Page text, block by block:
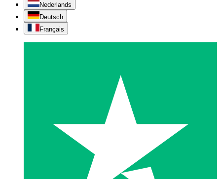
Nederlands
Deutsch
Français